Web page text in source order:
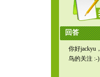
回答
你好jackyu
鸟的关注 :-)